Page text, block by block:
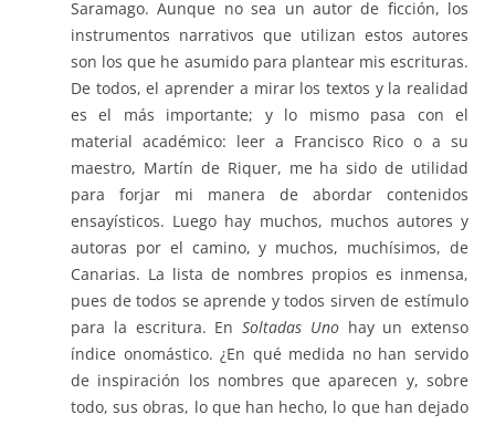
Saramago. Aunque no sea un autor de ficción, los
instrumentos narrativos que utilizan estos autores
son los que he asumido para plantear mis escrituras.
De todos, el aprender a mirar los textos y la realidad
es el más importante; y lo mismo pasa con el
material académico: leer a Francisco Rico o a su
maestro, Martín de Riquer, me ha sido de utilidad
para forjar mi manera de abordar contenidos
ensayísticos. Luego hay muchos, muchos autores y
autoras por el camino, y muchos, muchísimos, de
Canarias. La lista de nombres propios es inmensa,
pues de todos se aprende y todos sirven de estímulo
para la escritura. En Soltadas Uno hay un extenso
índice onomástico. ¿En qué medida no han servido
de inspiración los nombres que aparecen y, sobre
todo, sus obras, lo que han hecho, lo que han dejado